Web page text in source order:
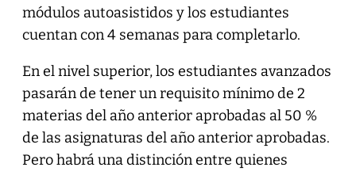
módulos autoasistidos y los estudiantes
cuentan con 4 semanas para completarlo.
En el nivel superior, los estudiantes avanzados
pasarán de tener un requisito mínimo de 2
materias del año anterior aprobadas al 50 %
de las asignaturas del año anterior aprobadas.
Pero habrá una distinción entre quienes